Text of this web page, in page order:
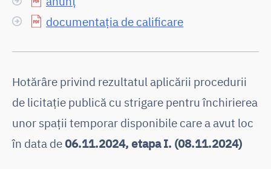
documentația de calificare
Hotărâre privind rezultatul aplicării procedurii
de licitaţie publică cu strigare pentru închirierea
unor spaţii temporar disponibile care a avut loc
în data de 06.11.2024, etapa I. (08.11.2024)